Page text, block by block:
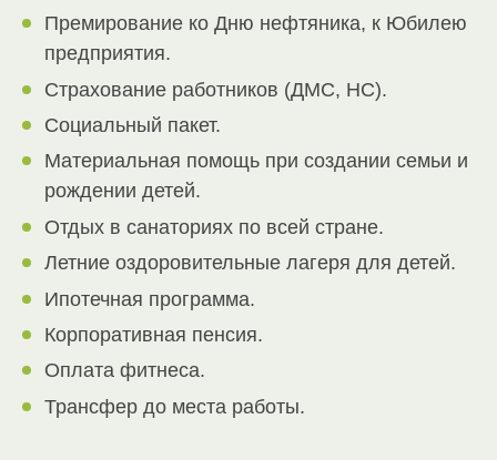
Премирование ко Дню нефтяника, к Юбилею
предприятия.
Страхование работников (ДМС, НС).
Социальный пакет.
Материальная помощь при создании семьи и
рождении детей.
Отдых в санаториях по всей стране.
Летние оздоровительные лагеря для детей.
Ипотечная программа.
Корпоративная пенсия.
Оплата фитнеса.
Трансфер до места работы.